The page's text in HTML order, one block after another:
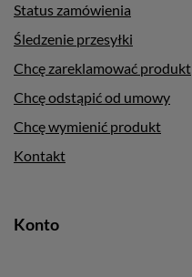
Status zamówienia
Śledzenie przesyłki
Chcę zareklamować produkt
Chcę odstąpić od umowy
Chcę wymienić produkt
Kontakt
Konto